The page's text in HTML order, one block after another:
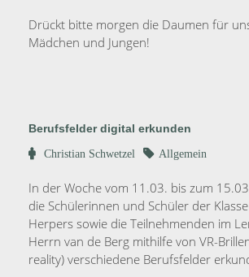
Drückt bitte morgen die Daumen für
Mädchen und Jungen!
Berufsfelder digital erkunden
März
2024
Christian Schwetzel Allgemein
In der Woche vom 11.03. bis zum
die Schülerinnen und Schüler der
Herpers sowie die Teilnehmenden im
Herrn van de Berg mithilfe von VR-
reality) verschiedene Berufsfelder